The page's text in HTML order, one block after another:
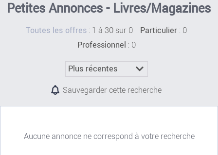
Petites Annonces - Livres/Magazines
Toutes les offres : 1 à 30 sur 0 Particulier : 0
Professionnel : 0
Sauvegarder cette recherche
Aucune annonce ne correspond à votre recherche